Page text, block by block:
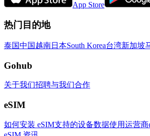
App Store
热门目的地
泰国中国越南日本South Korea台湾新加坡
Gohub
关于我们招聘与我们合作
eSIM
如何安装 eSIM支持的设备数据使用运营商